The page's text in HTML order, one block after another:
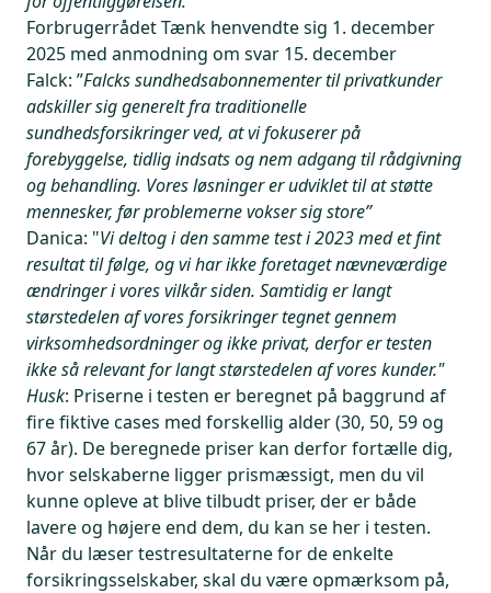
Forbrugerrådet Tænk henvendte sig 1. december
2025 med anmodning om svar 15. december
Falck: ”Falcks sundhedsabonnementer til privatkunder
adskiller sig generelt fra traditionelle
sundhedsforsikringer ved, at vi fokuserer på
forebyggelse, tidlig indsats og nem adgang til rådgivning
og behandling. Vores løsninger er udviklet til at støtte
mennesker, før problemerne vokser sig store”
Danica: "Vi deltog i den samme test i 2023 med et fint
resultat til følge, og vi har ikke foretaget nævneværdige
ændringer i vores vilkår siden. Samtidig er langt
størstedelen af vores forsikringer tegnet gennem
virksomhedsordninger og ikke privat, derfor er testen
ikke så relevant for langt størstedelen af vores kunder."
Husk: Priserne i testen er beregnet på baggrund af
fire fiktive cases med forskellig alder (30, 50, 59 og
67 år). De beregnede priser kan derfor fortælle dig,
hvor selskaberne ligger prismæssigt, men du vil
kunne opleve at blive tilbudt priser, der er både
lavere og højere end dem, du kan se her i testen.
Når du læser testresultaterne for de enkelte
forsikringsselskaber, skal du være opmærksom på,